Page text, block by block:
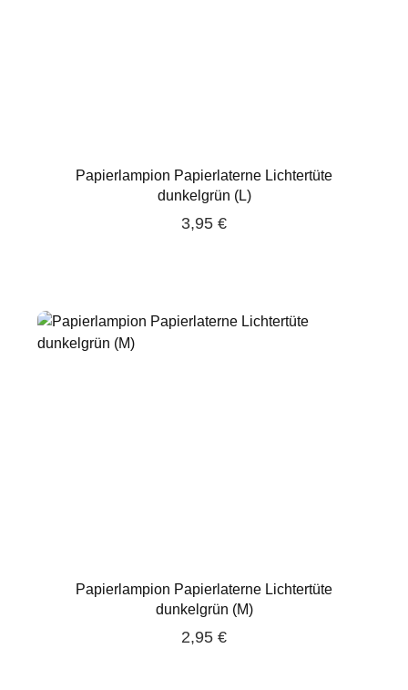
Papierlampion Papierlaterne Lichtertüte
dunkelgrün (L)
3,95 €
Papierlampion Papierlaterne Lichtertüte
dunkelgrün (M)
2,95 €